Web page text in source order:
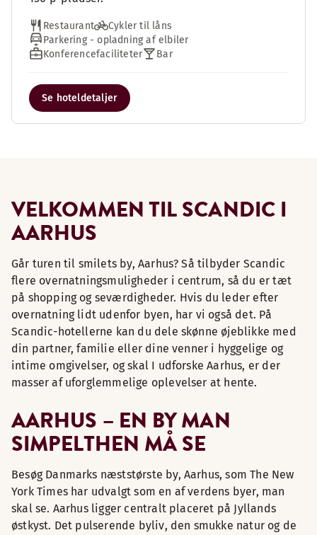
Restaurant
Cykler til låns
Parkering - opladning af elbiler
Konferencefaciliteter
Bar
Se hoteldetaljer
VELKOMMEN TIL SCANDIC I
AARHUS
Går turen til smilets by, Aarhus? Så tilbyder Scandic
flere overnatningsmuligheder i centrum, så du er tæt
på shopping og seværdigheder. Hvis du leder efter
overnatning lidt udenfor byen, har vi også det. På
Scandic-hotellerne kan du dele skønne øjeblikke med
din partner, familie eller dine venner i hyggelige og
intime omgivelser, og skal I udforske Aarhus, er der
masser af uforglemmelige oplevelser at hente.
AARHUS – EN BY MAN
SIMPELTHEN MÅ SE
Besøg Danmarks næststørste by, Aarhus, som The New
York Times har udvalgt som en af verdens byer, man
skal se. Aarhus ligger centralt placeret på Jyllands
østkyst. Det pulserende byliv, den smukke natur og de